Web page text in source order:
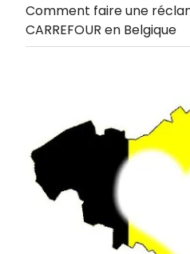
Comment faire une
CARREFOUR en Belgique